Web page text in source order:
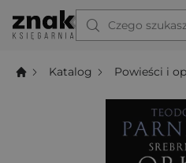
Czego
Katalog Powieści i